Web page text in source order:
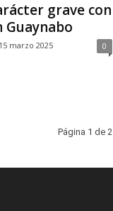
grave con
15 marzo 2025 0
Página 1 de 2